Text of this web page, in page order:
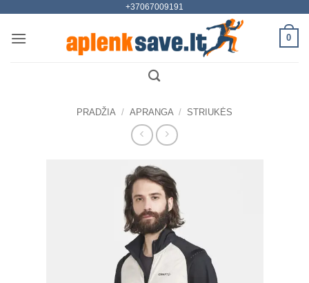
content
+37067009191
0
PRADŽIA / APRANGA / STRIUKĖS